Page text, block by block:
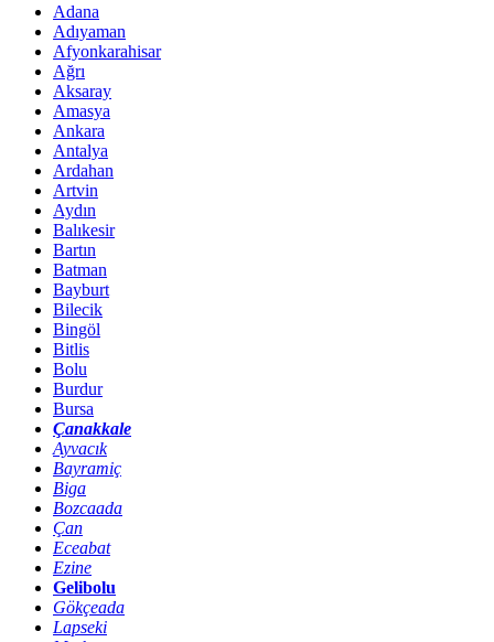
Adana
Adıyaman
Afyonkarahisar
Ağrı
Aksaray
Amasya
Ankara
Antalya
Ardahan
Artvin
Aydın
Balıkesir
Bartın
Batman
Bayburt
Bilecik
Bingöl
Bitlis
Bolu
Burdur
Bursa
Çanakkale
Ayvacık
Bayramiç
Biga
Bozcaada
Çan
Eceabat
Ezine
Gelibolu
Gökçeada
Lapseki